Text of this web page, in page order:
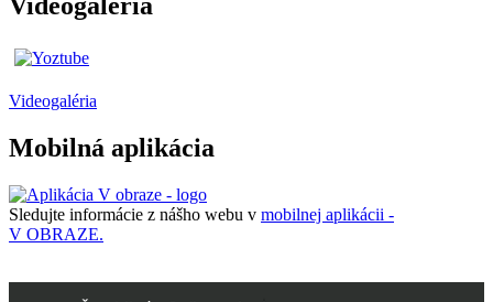
Videogaléria
Mobilná aplikácia
Sledujte informácie z nášho webu v mobilnej aplikácii -
V OBRAZE.